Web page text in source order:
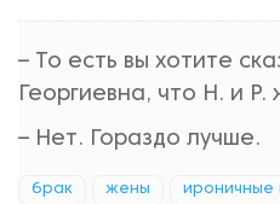
– То есть вы хотите
Георгиевна, что Н. и
– Нет. Гораздо лучше.
брак жены ироничные